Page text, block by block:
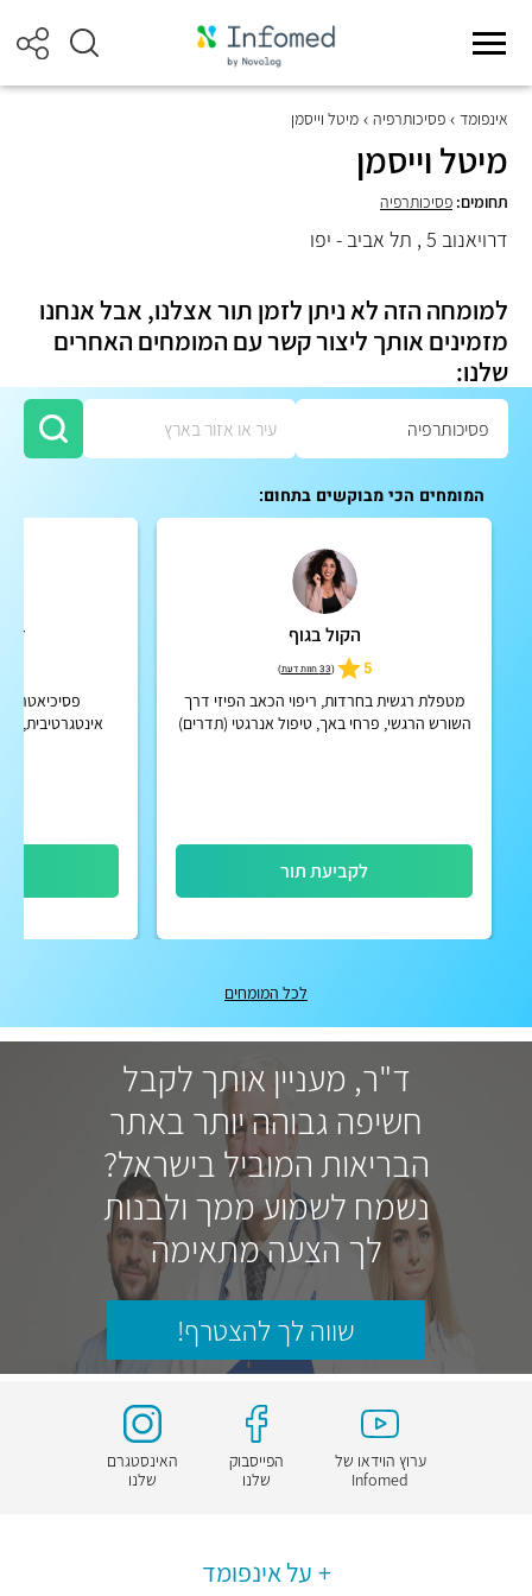
אינפומד פסיכותרפיה מיטל וייסמן
מיטל וייסמן
תחומים: פסיכותרפיה
דרויאנוב 5 , תל אביב - יפו
למומחה הזה לא ניתן לזמן תור אצלנו, אבל אנחנו
מזמינים אותך ליצור קשר עם המומחים האחרים
שלנו:
המומחים הכי מבוקשים בתחום:
הקול בגוף
5
(33 חוות דעת )
מטפלת רגשית בחרדות, ריפוי הכאב הפיזי דרך
השורש הרגשי, פרחי באך, טיפול אנרגטי (תדרים)
לקביעת תור
אינטגרטיבית,
לכל המומחים
ד"ר, מעניין אותך לקבל
חשיפה גבוהה יותר באתר
הבריאות המוביל בישראל?
נשמח לשמוע ממך ולבנות
לך הצעה מתאימה
שווה לך להצטרף!
ערוץ הוידאו של
Infomed
הפייסבוק
שלנו
האינסטגרם
שלנו
על אינפומד